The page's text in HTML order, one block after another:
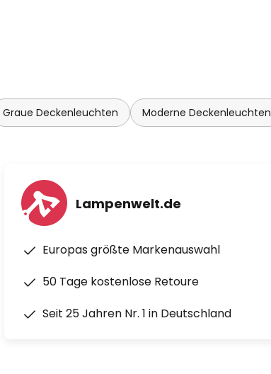
Graue Deckenleuchten Moderne Deckenleuchten
Lampenwelt.de
Europas größte Markenauswahl
50 Tage kostenlose Retoure
Seit 25 Jahren Nr. 1 in Deutschland